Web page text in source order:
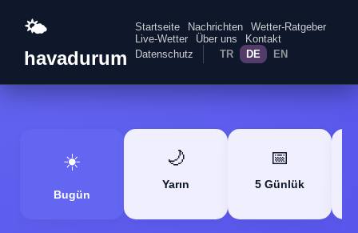
🌤️
havadurum
Startseite Nachrichten
Wetter-Ratgeber
Live-Wetter
Über uns
Kontakt
Datenschutz
TR DE EN
☀️
Bugün
🌙
Yarın
📅
5 Günlük